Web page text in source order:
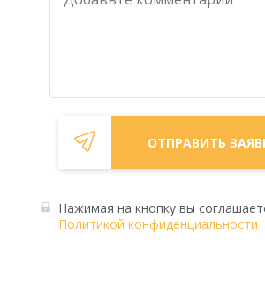
Нажимая на кнопку вы
Политикой конфиденциальности